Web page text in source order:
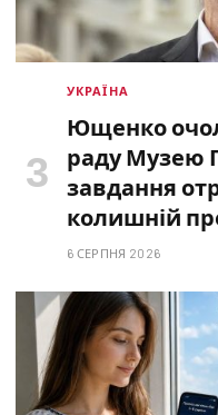
УКРАЇНА
Ющенко
раду Музею
завдання
колишній
6 СЕРПНЯ 2026